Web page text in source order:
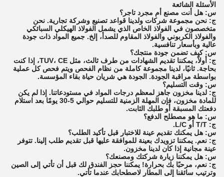
الأسئلة الشائعة
س: هل أنت مصنع أم مجرد تاجر؟
ج: نحن مجموعة شركات ولدينا قواعد تصنيع وشركة تجارية. نحن
متخصصون في الفولاذ الخاص الذي يشمل الفولاذ الهيكلي السبائكي
والفولاذ الكربوني والفولاذ المقاوم للصدأ، إلخ. جميع المواد ذات جودة
عالية وبأسعار تنافسية.
س: كيف تضمن جودة منتجك؟
ج: أولاً، يمكننا تقديم الشهادات من طرف ثالث، مثل TUV، CE، إذا كنت
بحاجة. ثانيًا، لدينا مجموعة كاملة من نظام الفحص ويتم فحص كل عملية
بواسطة مراقبة الجودة. الجودة هي شريان حياة بقاء المؤسسة.
س: وقت التسليم؟
ج: لدينا مخزون جاهز لمعظم درجات المواد في مستودعاتنا. إذا لم يكن
للمادة مخزون، فإن المهلة الزمنية للتسليم حوالي 5-30 يومًا بعد استلام
دفعتك المسبقة أو طلبك الثابت.
س: ما هو مصطلح الدفع؟
ج: T/T أو L/C.
س: هل يمكنك تقديم عينة للاختبار قبل تأكيد الطلب؟
ج: نعم. يمكننا تزويدك بعينة للموافقة عليها قبل تقديم طلب إلينا. تتوفر
عينة مجانية إذا كان لدينا مخزون.
س: هل يمكننا زيارة شركتك ومصنعك؟
ج: نعم، مرحبًا بك بحرارة! يمكننا حجز الفندق لك قبل أن تأتي إلى الصين
وترتيب سائقنا إلى المطار لاصطحابك عندما تأتي.